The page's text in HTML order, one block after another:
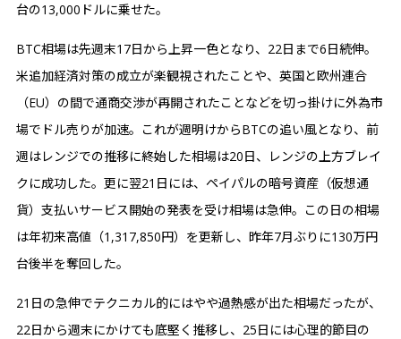
台の13,000ドルに乗せた。
BTC相場は先週末17日から上昇一色となり、22日まで6日続伸。
米追加経済対策の成立が楽観視されたことや、英国と欧州連合
（EU）の間で通商交渉が再開されたことなどを切っ掛けに外為市
場でドル売りが加速。これが週明けからBTCの追い風となり、前
週はレンジでの推移に終始した相場は20日、レンジの上方ブレイ
クに成功した。更に翌21日には、ペイパルの暗号資産（仮想通
貨）支払いサービス開始の発表を受け相場は急伸。この日の相場
は年初来高値（1,317,850円）を更新し、昨年7月ぶりに130万円
台後半を奪回した。
21日の急伸でテクニカル的にはやや過熱感が出た相場だったが、
22日から週末にかけても底堅く推移し、25日には心理的節目の